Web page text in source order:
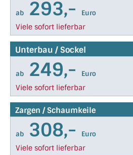
ab 293,- Euro
Viele sofort lieferbar
Unterbau / Sockel
ab 249,- Euro
Viele sofort lieferbar
Zargen / Schaumkeile
ab 308,- Euro
Viele sofort lieferbar